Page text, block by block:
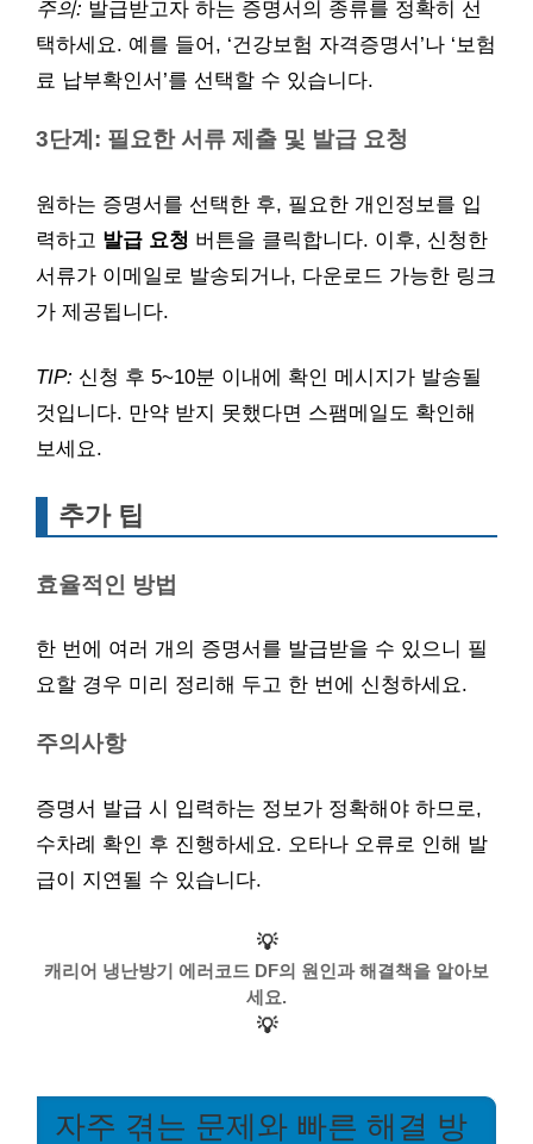
주의: 발급받고자 하는 증명서의 종류를 정확히 선
택하세요. 예를 들어, ‘건강보험 자격증명서’나 ‘보험
료 납부확인서’를 선택할 수 있습니다.
3단계: 필요한 서류 제출 및 발급 요청
원하는 증명서를 선택한 후, 필요한 개인정보를 입
력하고 발급 요청 버튼을 클릭합니다. 이후, 신청한
서류가 이메일로 발송되거나, 다운로드 가능한 링크
가 제공됩니다.
TIP: 신청 후 5~10분 이내에 확인 메시지가 발송될
것입니다. 만약 받지 못했다면 스팸메일도 확인해
보세요.
추가 팁
효율적인 방법
한 번에 여러 개의 증명서를 발급받을 수 있으니 필
요할 경우 미리 정리해 두고 한 번에 신청하세요.
주의사항
증명서 발급 시 입력하는 정보가 정확해야 하므로,
수차례 확인 후 진행하세요. 오타나 오류로 인해 발
급이 지연될 수 있습니다.
💡
캐리어 냉난방기 에러코드 DF의 원인과 해결책을 알아보
세요.
💡
자주 겪는 문제와 빠른 해결 방